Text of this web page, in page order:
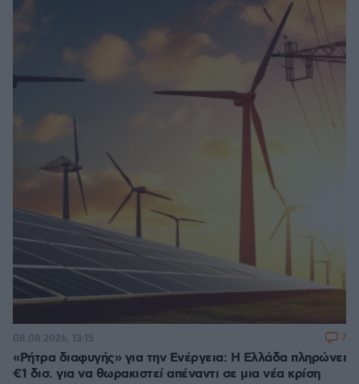
«Ρήτρα διαφυγής» για την Ενέργεια: Η Ελλάδα πληρώνει
€1 δισ. για να θωρακιστεί απέναντι σε μια νέα κρίση
08.08.2026, 13:15 7